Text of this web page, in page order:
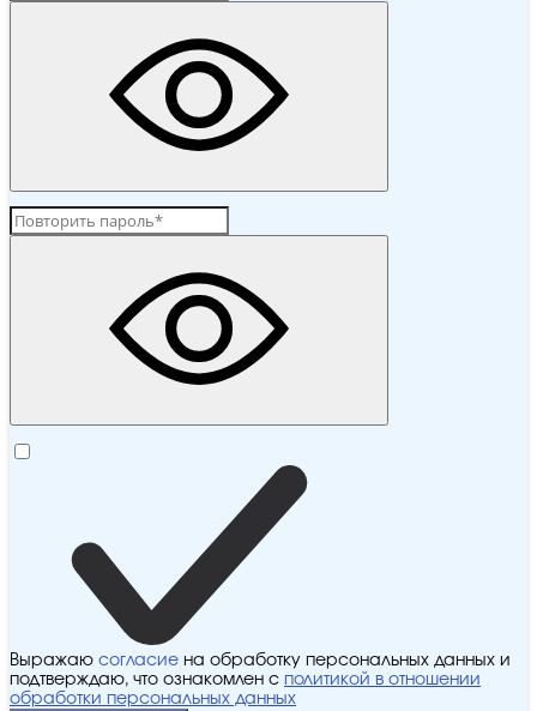
Выражаю согласие на обработку персональных данных и
подтверждаю, что ознакомлен с политикой в отношении
обработки персональных данных